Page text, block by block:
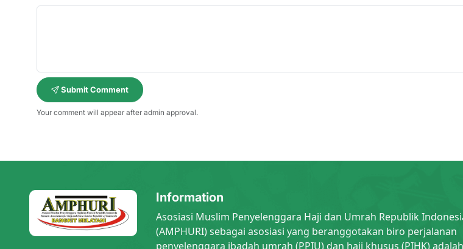
Submit Comment
Your comment will appear after admin approval.
Information
Asosiasi Muslim Penyelenggara Haji dan Umrah Republik
(AMPHURI) sebagai asosiasi yang beranggotakan biro perjalanan
penyelenggara ibadah umrah (PPIU) dan haji khusus (PIHK) adalah